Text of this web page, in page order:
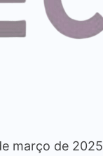
março de 2025